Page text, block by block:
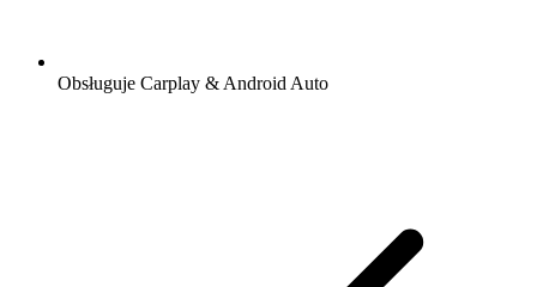
Obsługuje Carplay & Android Auto